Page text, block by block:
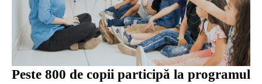
Peste 800 de copii participă la programul